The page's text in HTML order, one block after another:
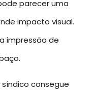
parecer uma
impacto visual.
impressão de
síndico consegue